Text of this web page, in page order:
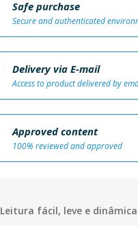
Safe purchase
Secure and authenticated
Delivery via E-mail
Access to product delivered by
Approved content
100% reviewed and approved
Leitura fácil, leve e